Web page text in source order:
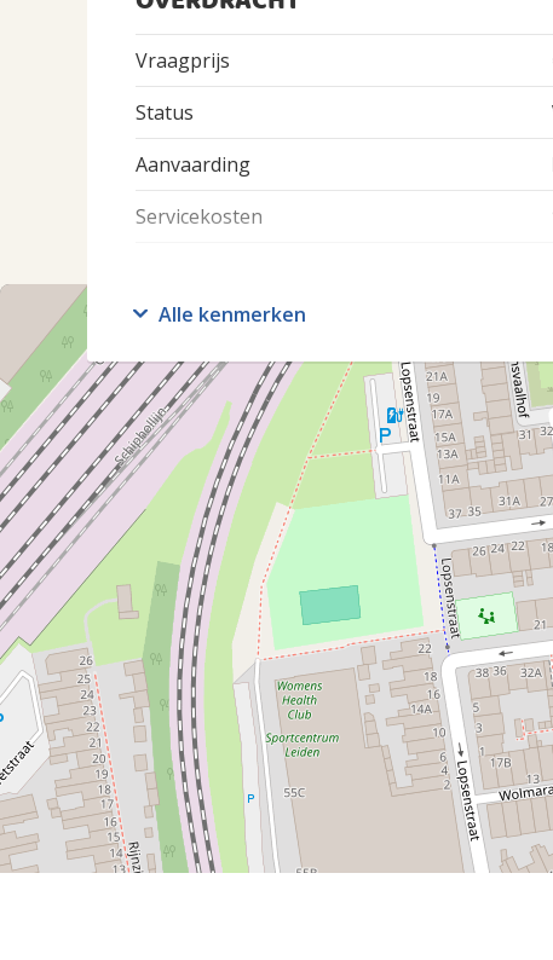
Vraagprijs
Status
Aanvaarding
Servicekosten
BOUW
Soort Appartement
Soort bouw
Bouwjaar
Soort dak
Kadastrale gegevens
OPPERVLAKTE EN INHOUD
Woonoppervlakte
Inhoud
Alle kenmerken
1/19